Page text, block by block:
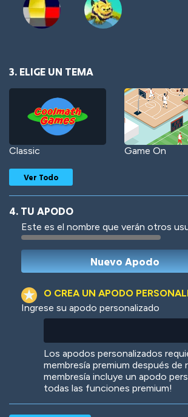
3. ELIGE UN TEMA
Classic Game On
Woof Jungle Cats
Ver Todo
4. TU APODO
Este es el nombre que verán otros
O CREA UN APODO
Ingrese su apodo personalizado
Los apodos personalizados
membresía premium después de
membresía incluye un apodo
todas las funciones premium!